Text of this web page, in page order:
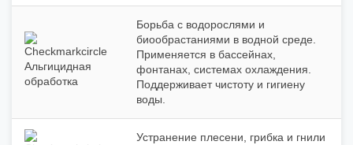
Альгицидная
обработка
Борьба с водорослями и
биообрастаниями в водной среде.
Применяется в бассейнах,
фонтанах, системах охлаждения.
Поддерживает чистоту и гигиену
воды.
Устранение плесени, грибка и гнили